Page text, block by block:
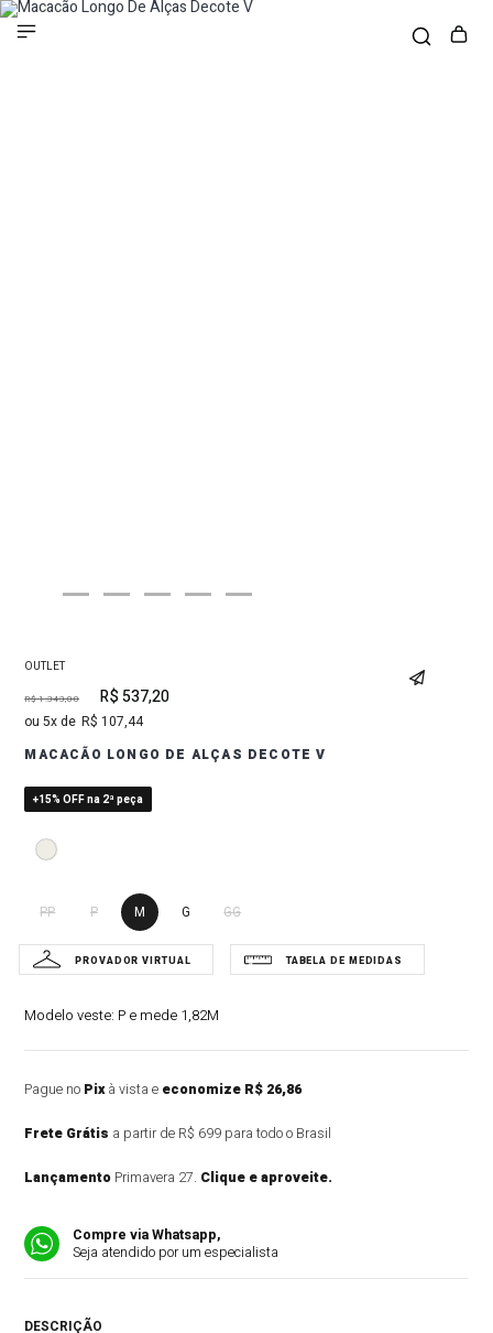
OUTLET
R$ 1.343,00 R$537,20
5 R$ 107,44
MACACÃO LONGO DE ALÇAS DECOTE V
+15% OFF na 2ª peça
PP P M G GG
Modelo veste: P e mede 1,82M
Pague no Pixà vista e economize R$ 26,86
Frete Grátis a partir de R$ 699 para todo o Brasil
Lançamento Primavera 27. Clique e aproveite.
Compre via Whatsapp,
Seja atendido por um especialista